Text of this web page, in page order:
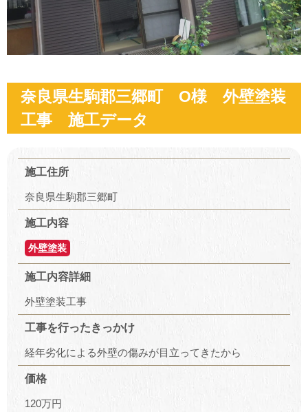
奈良県生駒郡三郷町 O様 外壁塗装
工事 施工データ
施工住所
奈良県生駒郡三郷町
施工内容
外壁塗装
施工内容詳細
外壁塗装工事
工事を行ったきっかけ
経年劣化による外壁の傷みが目立ってきたから
価格
120万円